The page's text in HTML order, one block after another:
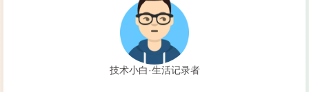
技术小白·生活记录者